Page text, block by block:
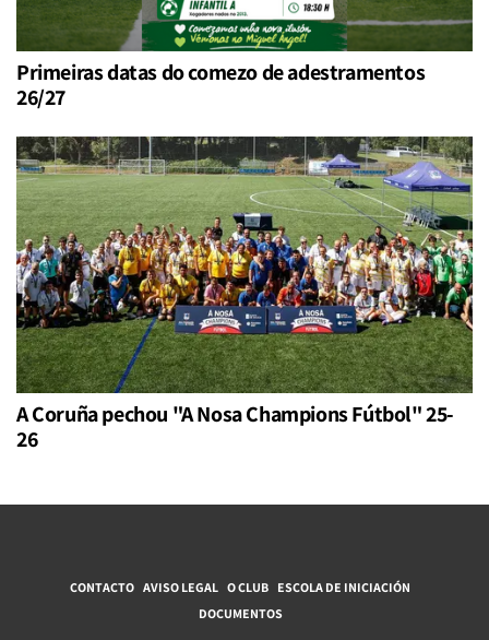
Primeiras datas do comezo de adestramentos
26/27
A Coruña pechou "A Nosa Champions Fútbol" 25-
26
CONTACTO AVISO LEGAL O CLUB ESCOLA DE INICIACIÓN
DOCUMENTOS